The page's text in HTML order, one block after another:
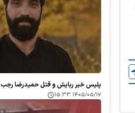
پلیس خبر ربایش و قتل حمیدرضا
۱۴۰۵/۰۵/۱۷ ۱۵:۳۳